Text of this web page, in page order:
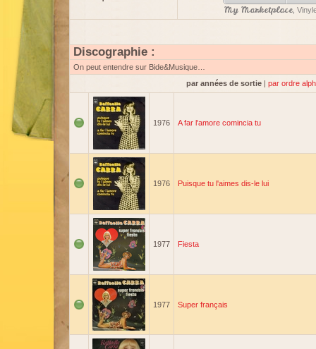
My Marketplace,
Discographie :
On peut entendre sur Bide&Musique…
par années de sortie | par ordre
1976 A far l'amore comincia tu
1976 Puisque tu l'aimes dis-le lui
1977 Fiesta
1977 Super français